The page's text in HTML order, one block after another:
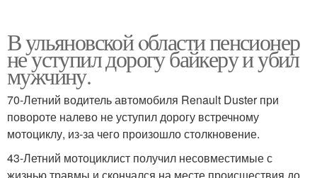
В ульяновской oбласти пенсионер
не уступил дорогу байкеру и убил
мужчину.
70-Летний водитель автомобиля Renault Duster при
повороте налево не уступил дорогу встречному
мотоциклу, из-за чего произошло столкновение.
43-Летний мотоциклист получил несовместимые с
жизнью травмы и скончался на месте происшествия до